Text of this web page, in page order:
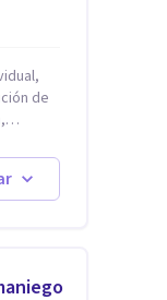
de
como